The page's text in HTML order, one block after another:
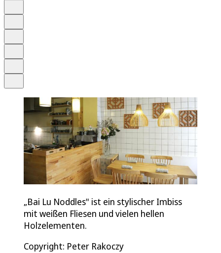
„Bai Lu Noddles" ist ein stylischer Imbiss
mit weißen Fliesen und vielen hellen
Holzelementen.
Copyright: Peter Rakoczy